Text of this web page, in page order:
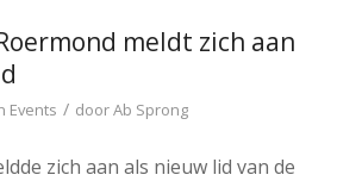
meldt zich aan
Events / doorAb Sprong
zich aan als nieuw lid van de